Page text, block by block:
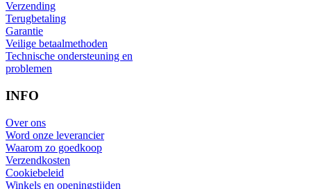
Verzending
Terugbetaling
Garantie
Veilige betaalmethoden
Technische ondersteuning en
problemen
INFO
Over ons
Word onze leverancier
Waarom zo goedkoop
Verzendkosten
Cookiebeleid
Winkels en openingstijden